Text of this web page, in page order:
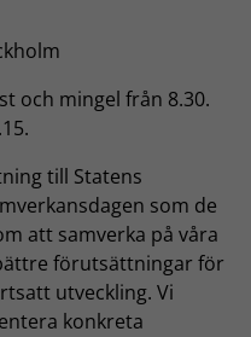
och mingel från 8.30.
till Statens
som de
att samverka på våra
förutsättningar för
utveckling. Vi
konkreta